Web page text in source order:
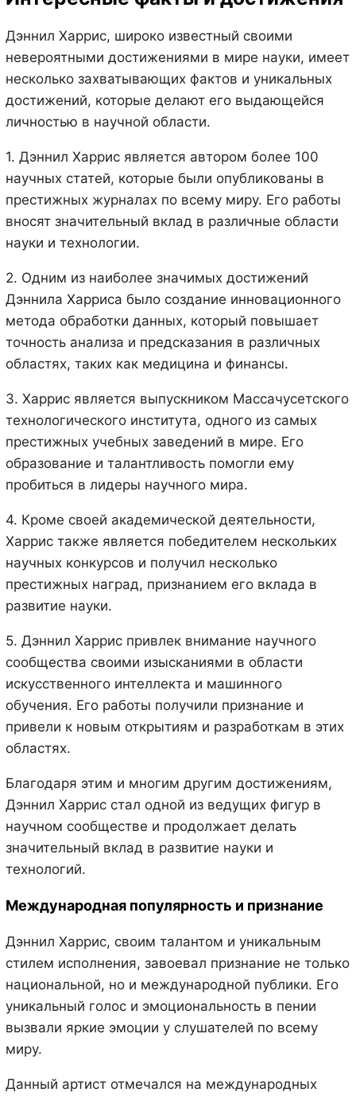
Дэннил Харрис, широко известный своими
невероятными достижениями в мире науки, имеет
несколько захватывающих фактов и уникальных
достижений, которые делают его выдающейся
личностью в научной области.
1. Дэннил Харрис является автором более 100
научных статей, которые были опубликованы в
престижных журналах по всему миру. Его работы
вносят значительный вклад в различные области
науки и технологии.
2. Одним из наиболее значимых достижений
Дэннила Харриса было создание инновационного
метода обработки данных, который повышает
точность анализа и предсказания в различных
областях, таких как медицина и финансы.
3. Харрис является выпускником Массачусетского
технологического института, одного из самых
престижных учебных заведений в мире. Его
образование и талантливость помогли ему
пробиться в лидеры научного мира.
4. Кроме своей академической деятельности,
Харрис также является победителем нескольких
научных конкурсов и получил несколько
престижных наград, признанием его вклада в
развитие науки.
5. Дэннил Харрис привлек внимание научного
сообщества своими изысканиями в области
искусственного интеллекта и машинного
обучения. Его работы получили признание и
привели к новым открытиям и разработкам в этих
областях.
Благодаря этим и многим другим достижениям,
Дэннил Харрис стал одной из ведущих фигур в
научном сообществе и продолжает делать
значительный вклад в развитие науки и
технологий.
Международная популярность и признание
Дэннил Харрис, своим талантом и уникальным
стилем исполнения, завоевал признание не только
национальной, но и международной публики. Его
уникальный голос и эмоциональность в пении
вызвали яркие эмоции у слушателей по всему
миру.
Данный артист отмечался на международных